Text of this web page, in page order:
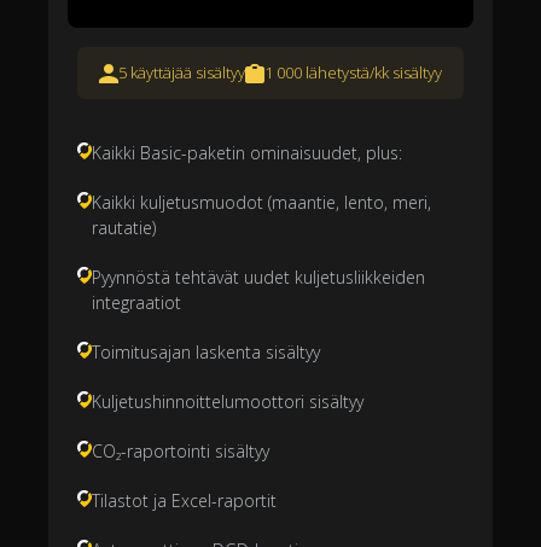
5 käyttäjää sisältyy 1 000 lähetystä/kk sisältyy
Kaikki Basic-paketin ominaisuudet, plus:
Kaikki kuljetusmuodot (maantie, lento, meri,
rautatie)
Pyynnöstä tehtävät uudet kuljetusliikkeiden
integraatiot
Toimitusajan laskenta sisältyy
Kuljetushinnoittelumoottori sisältyy
CO₂-raportointi sisältyy
Tilastot ja Excel-raportit